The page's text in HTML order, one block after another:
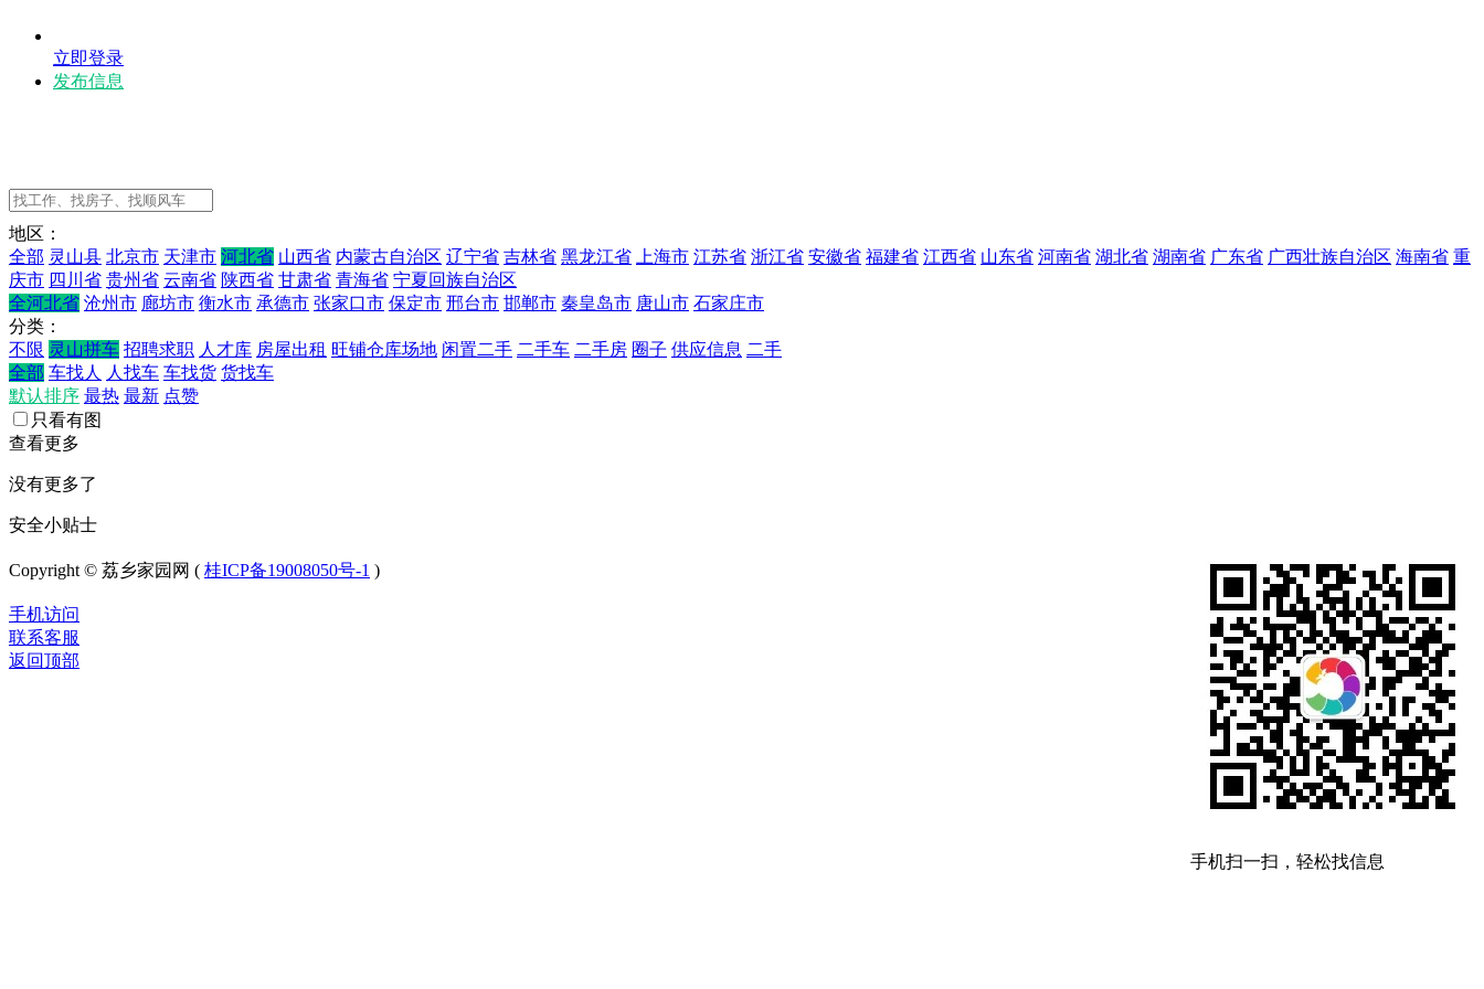
立即登录
发布信息
地区：
全部 灵山县 北京市 天津市 河北省 山西省 内蒙古自治区 辽宁省 吉林省 黑龙江省 上海市 江苏省 浙江省 安徽省 福建省 江西省 山东省 河南省 湖北省 湖南省 广东省 广西壮族自治区 海南省 重
庆市 四川省 贵州省 云南省 陕西省 甘肃省 青海省 宁夏回族自治区
全河北省 沧州市 廊坊市 衡水市 承德市 张家口市 保定市 邢台市 邯郸市 秦皇岛市 唐山市 石家庄市
分类：
不限 灵山拼车 招聘求职 人才库 房屋出租 旺铺仓库场地 闲置二手 二手车 二手房 圈子 供应信息 二手
全部 车找人 人找车 车找货 货找车
默认排序 最热 最新 点赞
只看有图
查看更多
没有更多了
安全小贴士
手机扫一扫，轻松找信息
Copyright © 荔乡家园网 ( 桂ICP备19008050号-1 )
手机访问
联系客服
返回顶部